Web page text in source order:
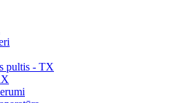
pultis - TX